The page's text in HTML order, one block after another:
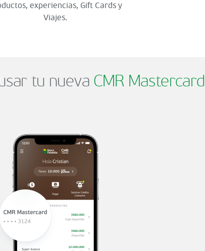
experiencias, Gift Cards y
Viajes.
tu nueva CMR Mastercard